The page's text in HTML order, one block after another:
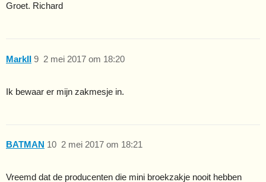
Groet. Richard
MarkII 2 mei 2017 om 18:20
9
Ik bewaar er mijn zakmesje in.
BATMAN 2 mei 2017 om 18:21
10
Vreemd dat de producenten die mini broekzakje nooit hebben